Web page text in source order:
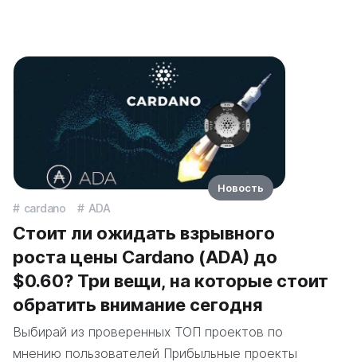
cardano ADA
Стоит ли ожидать взрывного
роста цены Cardano (ADA) до
$0.60? Три вещи, на которые стоит
обратить внимание сегодня
Выбирай из проверенных ТОП проектов по
мнению пользователей Прибыльные проекты
Новость